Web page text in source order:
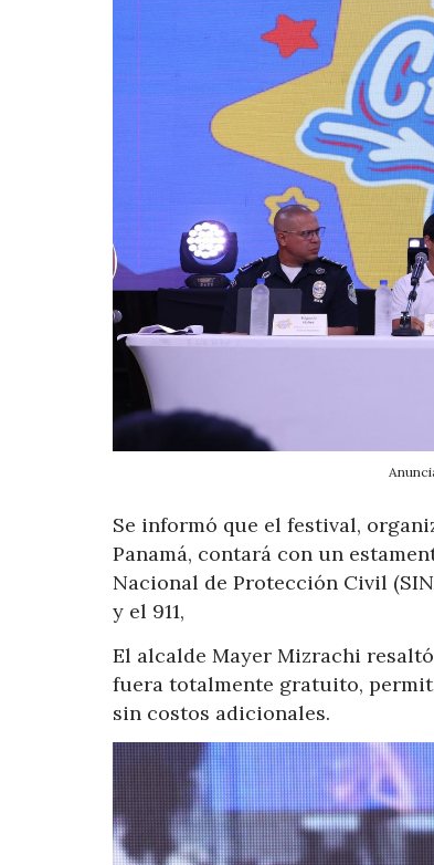
Se informó que el festival,
Panamá, contará con un
Nacional de Protección Civil
y el 911,
El alcalde Mayer Mizrachi
fuera totalmente gratuito,
sin costos adicionales.